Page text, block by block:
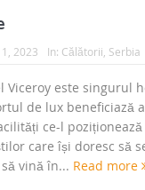
2023 In: Călătorii Serbia
Viceroy este singurul
de lux beneficiază
ce-l
care își doresc să
vină în... Read more